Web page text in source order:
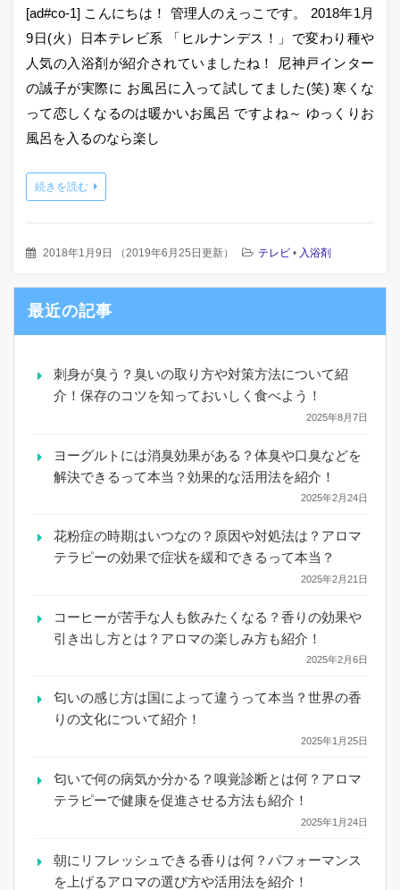
[ad#co-1] こんにちは！ 管理人のえっこです。 2018年1月
9日(火）日本テレビ系 「ヒルナンデス！」で変わり種や
人気の入浴剤が紹介されていましたね！ 尼神戸インター
の誠子が実際に お風呂に入って試してました(笑) 寒くな
って恋しくなるのは暖かいお風呂 ですよね～ ゆっくりお
風呂を入るのなら楽し
続きを読む
2018年1月9日 （2019年6月25日更新） テレビ • 入浴剤
最近の記事
刺身が臭う？臭いの取り方や対策方法について紹
介！保存のコツを知っておいしく食べよう！
2025年8月7日
ヨーグルトには消臭効果がある？体臭や口臭などを
解決できるって本当？効果的な活用法を紹介！
2025年2月24日
花粉症の時期はいつなの？原因や対処法は？アロマ
テラピーの効果で症状を緩和できるって本当？
2025年2月21日
コーヒーが苦手な人も飲みたくなる？香りの効果や
引き出し方とは？アロマの楽しみ方も紹介！
2025年2月6日
匂いの感じ方は国によって違うって本当？世界の香
りの文化について紹介！
2025年1月25日
匂いで何の病気か分かる？嗅覚診断とは何？アロマ
テラピーで健康を促進させる方法も紹介！
2025年1月24日
朝にリフレッシュできる香りは何？パフォーマンス
を上げるアロマの選び方や活用法を紹介！